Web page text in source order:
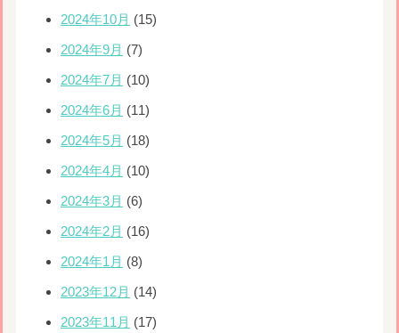
2024年10月 (15)
2024年9月 (7)
2024年7月 (10)
2024年6月 (11)
2024年5月 (18)
2024年4月 (10)
2024年3月 (6)
2024年2月 (16)
2024年1月 (8)
2023年12月 (14)
2023年11月 (17)